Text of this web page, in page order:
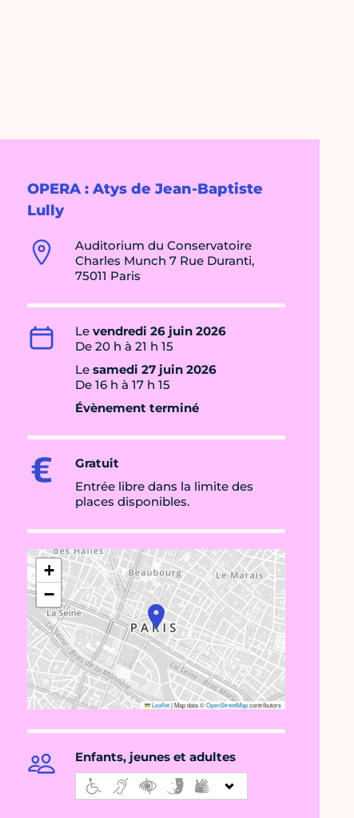
OPERA : Atys de Jean-Baptiste
Lully
Auditorium du Conservatoire
Charles Munch 7 Rue Duranti,
75011 Paris
Le vendredi 26 juin 2026
De 20 h à 21 h 15
Le samedi 27 juin 2026
De 16 h à 17 h 15
Évènement terminé
Gratuit
Entrée libre dans la limite des
places disponibles.
+
−
Leaflet|Map data ©OpenStreetMapcontributors
Enfants, jeunes et adultes